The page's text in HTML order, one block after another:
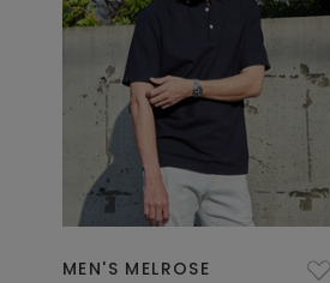
MEN'S MELROSE